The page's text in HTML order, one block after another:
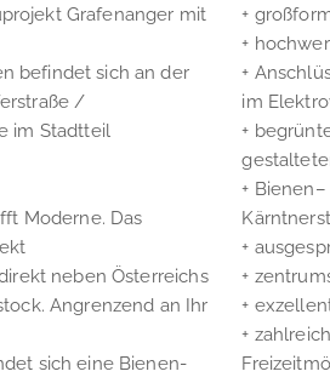
Grafenanger mit
befindet sich an der
/
im Stadtteil
Moderne. Das
neben Österreichs
Angrenzend an Ihr
sich eine Bienen-
+
+
+
im
+
+
+
+
+
+